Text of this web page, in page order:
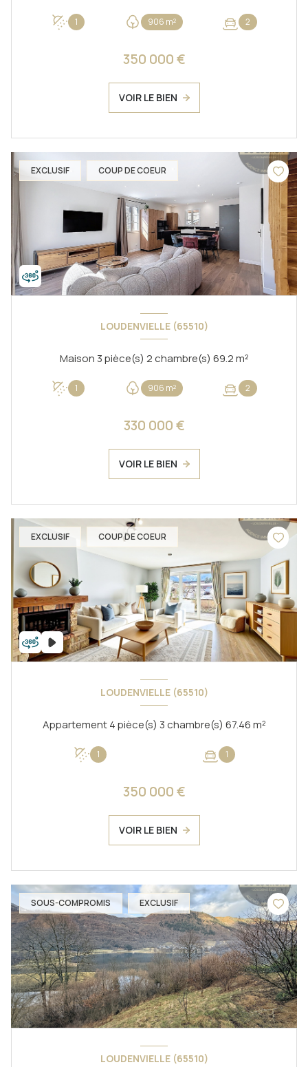
1 906 m² 2
350 000 €
VOIR LE BIEN
EXCLUSIF COUP DE COEUR
LOUDENVIELLE (65510)
Maison 3 pièce(s) 2 chambre(s) 69.2 m²
1 906 m² 2
330 000 €
VOIR LE BIEN
EXCLUSIF COUP DE COEUR
LOUDENVIELLE (65510)
Appartement 4 pièce(s) 3 chambre(s) 67.46 m²
1 1
350 000 €
VOIR LE BIEN
SOUS-COMPROMIS EXCLUSIF
LOUDENVIELLE (65510)